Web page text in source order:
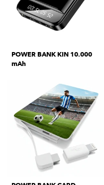
POWER BANK KIN 10.000
mAh